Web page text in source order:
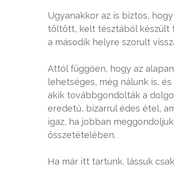
Ugyanakkor az is biztos,
töltött, kelt tésztából készült
a második helyre szorult
Attól függően, hogy az
lehetséges, még nálunk is,
akik továbbgondolták a
eredetű, bizarrul édes étel,
igaz, ha jobban
összetételében.
Ha már itt tartunk, lássuk